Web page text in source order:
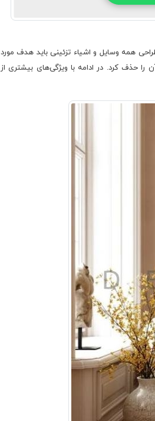
همه وسایل و اشیاء تزئینی باید هدف مورد
حذف کرد. در ادامه با ویژگی‌های بیشتری از